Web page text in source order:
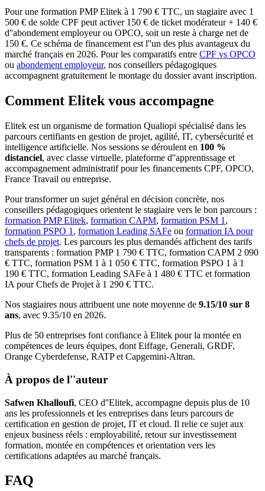
Pour une formation PMP Elitek à 1 790 € TTC, un stagiaire avec 1
500 € de solde CPF peut activer 150 € de ticket modérateur + 140 €
d''abondement employeur ou OPCO, soit un reste à charge net de
150 €. Ce schéma de financement est l''un des plus avantageux du
marché français en 2026. Pour les comparatifs entre CPF vs OPCO
ou abondement employeur, nos conseillers pédagogiques
accompagnent gratuitement le montage du dossier avant inscription.
Comment Elitek vous accompagne
Elitek est un organisme de formation Qualiopi spécialisé dans les
parcours certifiants en gestion de projet, agilité, IT, cybersécurité et
intelligence artificielle. Nos sessions se déroulent en 100 %
distanciel, avec classe virtuelle, plateforme d''apprentissage et
accompagnement administratif pour les financements CPF, OPCO,
France Travail ou entreprise.
Pour transformer un sujet général en décision concrète, nos
conseillers pédagogiques orientent le stagiaire vers le bon parcours :
formation PMP Elitek, formation CAPM, formation PSM 1 ,
formation PSPO 1 , formation Leading SAFe ou formation IA pour
chefs de projet. Les parcours les plus demandés affichent des tarifs
transparents : formation PMP 1 790 € TTC, formation CAPM 2 090
€ TTC, formation PSM 1 à 1 050 € TTC, formation PSPO 1 à 1
190 € TTC, formation Leading SAFe à 1 480 € TTC et formation
IA pour Chefs de Projet à 1 290 € TTC.
Nos stagiaires nous attribuent une note moyenne de 9.15/10 sur 8
ans, avec 9.35/10 en 2026.
Plus de 50 entreprises font confiance à Elitek pour la montée en
compétences de leurs équipes, dont Eiffage, Generali, GRDF,
Orange Cyberdefense, RATP et Capgemini-Altran.
À propos de l''auteur
Safwen Khalloufi, CEO d''Elitek, accompagne depuis plus de 10
ans les professionnels et les entreprises dans leurs parcours de
certification en gestion de projet, IT et cloud. Il relie ce sujet aux
enjeux business réels : employabilité, retour sur investissement
formation, montée en compétences et orientation vers les
certifications adaptées au marché français.
FAQ